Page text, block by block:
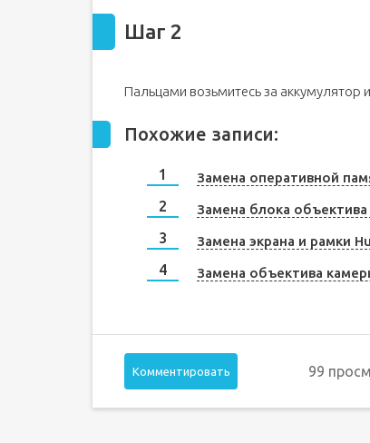
Шаг 2
Пальцами возьмитесь за аккумулятор
Похожие записи:
Замена оперативной
Замена блока
Замена экрана и рамки
Замена объектива
Комментировать 99